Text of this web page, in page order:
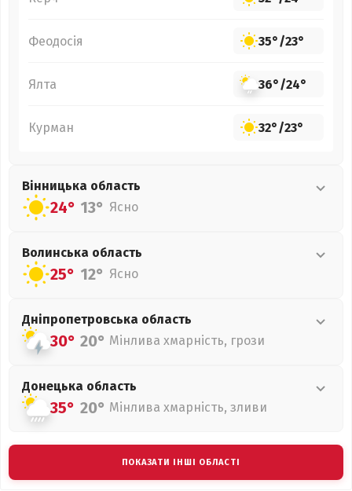
Феодосія 35°/23°
Ялта 36°/24°
Курман 32°/23°
Вінницька область
24° 13° Ясно
Волинська область
25° 12° Ясно
Дніпропетровська область
30° 20° Мінлива хмарність, грози
Донецька область
35° 20° Мінлива хмарність, зливи
ПОКАЗАТИ ІНШІ ОБЛАСТІ